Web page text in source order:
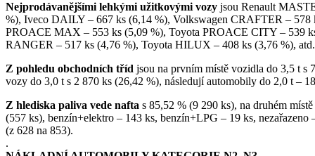
Nejprodávanějšími lehkými užitkovými vozy jsou Renault
%), Iveco DAILY – 667 ks (6,14 %), Volkswagen CRAFTER –
PROACE MAX – 553 ks (5,09 %), Toyota PROACE CITY – 539
RANGER – 517 ks (4,76 %), Toyota HILUX – 408 ks (3,76 %), atd.
Z pohledu obchodních tříd jsou na prvním místě vozidla do 3,5 t s
vozy do 3,0 t s 2 870 ks (26,42 %), následují automobily do 2,0 t –
Z hlediska paliva vede nafta s 85,52 % (9 290 ks), na druhém
(557 ks), benzín+elektro – 143 ks, benzín+LPG – 19 ks,
(z 628 na 853).
.